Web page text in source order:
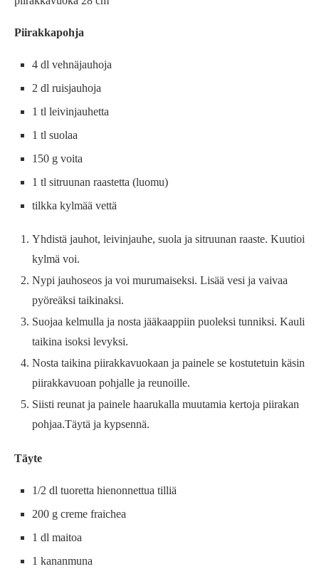
Piirakkapohja
4 dl vehnäjauhoja
2 dl ruisjauhoja
1 tl leivinjauhetta
1 tl suolaa
150 g voita
1 tl sitruunan raastetta (luomu)
tilkka kylmää vettä
Yhdistä jauhot, leivinjauhe, suola ja sitruunan raaste. Kuutioi
kylmä voi.
Nypi jauhoseos ja voi murumaiseksi. Lisää vesi ja vaivaa
pyöreäksi taikinaksi.
Suojaa kelmulla ja nosta jääkaappiin puoleksi tunniksi. Kauli
taikina isoksi levyksi.
Nosta taikina piirakkavuokaan ja painele se kostutetuin käsin
piirakkavuoan pohjalle ja reunoille.
Siisti reunat ja painele haarukalla muutamia kertoja piirakan
pohjaa.Täytä ja kypsennä.
Täyte
1/2 dl tuoretta hienonnettua tilliä
200 g creme fraichea
1 dl maitoa
1 kananmuna